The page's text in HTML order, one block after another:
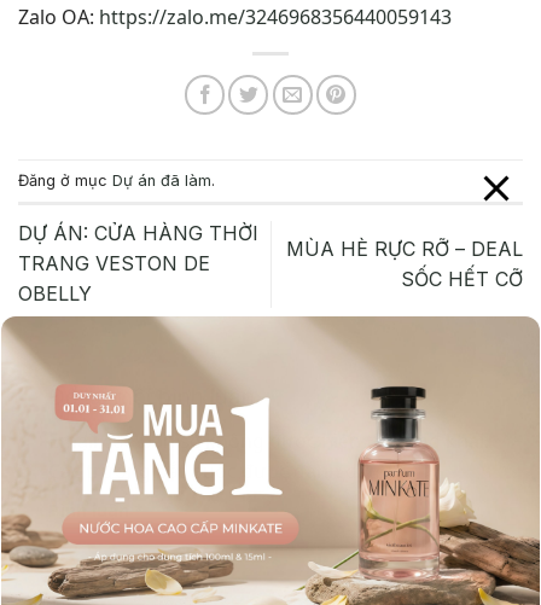
Zalo OA: https://zalo.me/3246968356440059143
Đăng ở mục Dự án đã làm.
DỰ ÁN: CỬA HÀNG THỜI
TRANG VESTON DE
OBELLY
MÙA HÈ RỰC RỠ – DEAL
SỐC HẾT CỠ
Để lại một bình luận
Email của bạn sẽ không được hiển thị công khai.
Các trường bắt buộc được đánh dấu*
Bình luận